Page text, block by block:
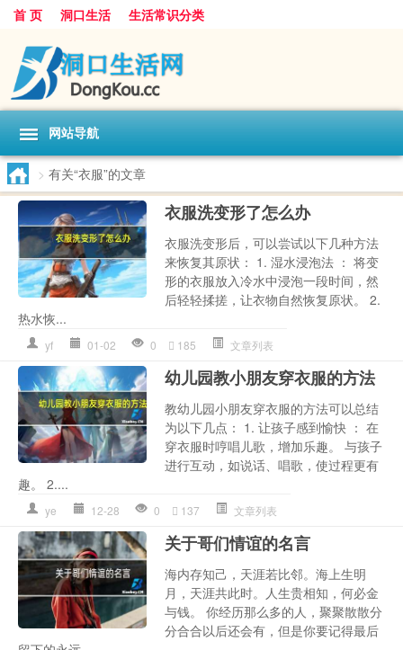
首 页 洞口生活 生活常识分类
网站导航
> 有关“衣服”的文章
衣服洗变形了怎么办
衣服洗变形后，可以尝试以下几种方法
来恢复其原状： 1. 湿水浸泡法 ： 将变
形的衣服放入冷水中浸泡一段时间，然
后轻轻揉搓，让衣物自然恢复原状。 2.
热水恢...
yf 01-02 0 185 文章列表
幼儿园教小朋友穿衣服的方法
教幼儿园小朋友穿衣服的方法可以总结
为以下几点： 1. 让孩子感到愉快 ： 在
穿衣服时哼唱儿歌，增加乐趣。 与孩子
进行互动，如说话、唱歌，使过程更有
趣。 2....
ye 12-28 0 137 文章列表
关于哥们情谊的名言
海内存知己，天涯若比邻。海上生明
月，天涯共此时。人生贵相知，何必金
与钱。 你经历那么多的人，聚聚散散分
分合合以后还会有，但是你要记得最后